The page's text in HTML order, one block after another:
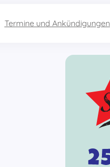
Termine und Ankündigungen